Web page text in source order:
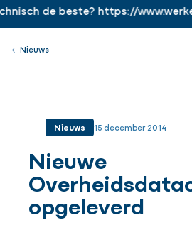
https://
de beste? https://
Nieuws
Nieuws 15 december 2014
Nieuwe
opgeleverd